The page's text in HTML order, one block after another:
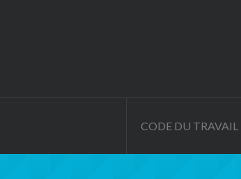
CODE DU TRAVAIL